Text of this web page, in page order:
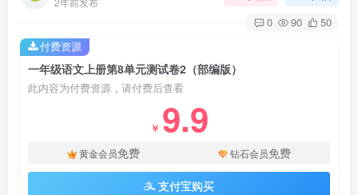
0 90 50
一年级语文上册第8单元测试卷2（部编版）
此内容为付费资源，请付费后查看
￥ 9.9
黄金会员免费 钻石会员免费
支付宝购买
付费资源